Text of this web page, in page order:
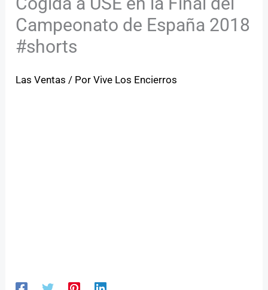
Campeonato de España 2018
#shorts
Las Ventas / PorVive Los Encierros